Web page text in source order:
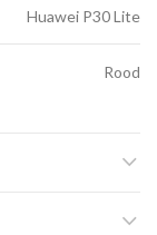
Huawei P30 Lite
Rood